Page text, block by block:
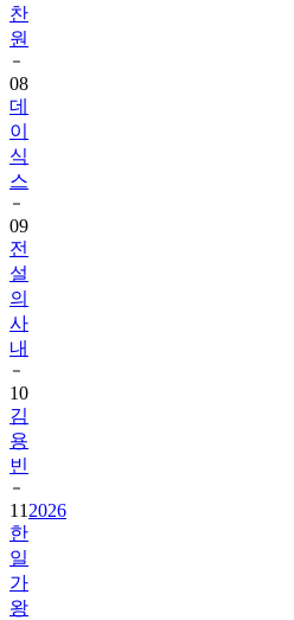
찬
원
08
데
이
식
스
09
전
설
의
사
내
10
김
용
빈
11 2026
한
일
가
왕